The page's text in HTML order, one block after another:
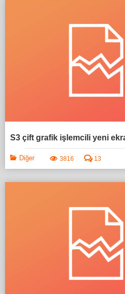
S3 çift grafik işlemcili yeni
Diğer 3816 13